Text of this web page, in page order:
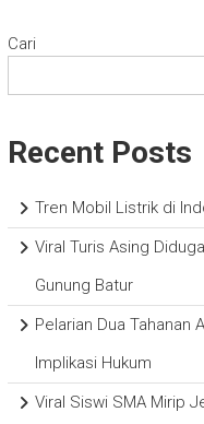
Cari
Recent Posts
Tren Mobil Listrik di
Viral Turis Asing
Gunung Batur
Pelarian Dua Tahanan
Implikasi Hukum
Viral Siswi SMA Mirip